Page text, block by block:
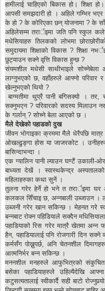
हामीलाई चाहिएको बिकास हो। शिक्षा
आपसी समझदारी हो । अहिले गम्भिर
के हो ? के कोरिएका छन् योजनामा ? के
अहिलेसम्म तरार्इमा जति पनि स्कुल
मधेसियाहरु तिलकको लोभमा
समुदायमा शिक्षाको विकास ? शिक्षा
छुट्याउन सक्ने वृत्ति विकास हुन्छ ?
संयमशील मधेसी साथीभाइले
लाग्नुभएको छ, वहाँहरुले आफ्नो परिवार र
खेल्नुभएको थियो ?
बाग्मतीमा थुप्रै पानी बगिसक्यो । तर,
सक्नुभएन ? परिवारको सदस्य मिलाउन
के गर्लान् ? सोच्ने बेला आएको छ ।
मैले देखेको पहाडको दुख
जीवन भोगाइका क्रममा मैले धेरैपछि
ओखल्ढुङ्गा होस या जाजरकोट ।
बासिन्दाभन्दा ।
एक ग्यालिन पानी ल्याउन घण्टैं उकाली-
बाध्यता देखें । स्वास्थकेन्द्र
महिलाहरुका कथा सुनें ।
तुलना गरेर हेर्ने हो भने त तरार्इमा
कलकल सिँचाइ छ, अन्नबाली उब्जाउन
उब्जनी गरेर खान सकिन्छ । मेहनत गरे
बन्नबाट रोक्न पहिडियाले सक्दैन
पहाडियाको रिस गरेर मात्रै खेतमा
हैन, पहाडियालाई पनि रोजगारी दिन
कर्मसँग पोख्नुपर्छ, अनि चेतनशील
आत्मनिर्भर बन्न सकिन्छ ।
मननशील मनहरुले आफुभित्रको संकुचित
बसेका पहाडियाहरुले उहिल्यैदेखि
कटुसत्यतालाई स्वीकार्दै सही बाटो